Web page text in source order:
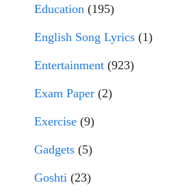
Education (195)
English Song Lyrics (1)
Entertainment (923)
Exam Paper (2)
Exercise (9)
Gadgets (5)
Goshti (23)